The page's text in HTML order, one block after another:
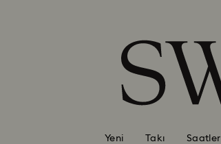
Yeni Takı Saatler